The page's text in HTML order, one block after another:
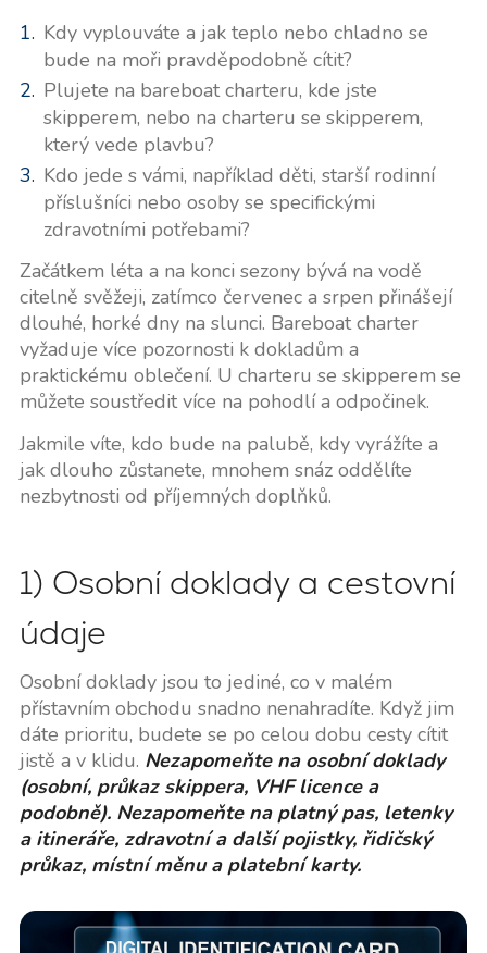
Kdy vyplouváte a jak teplo nebo chladno se
bude na moři pravděpodobně cítit?
Plujete na bareboat charteru, kde jste
skipperem, nebo na charteru se skipperem,
který vede plavbu?
Kdo jede s vámi, například děti, starší rodinní
příslušníci nebo osoby se specifickými
zdravotními potřebami?
Začátkem léta a na konci sezony bývá na vodě
citelně svěžeji, zatímco červenec a srpen přinášejí
dlouhé, horké dny na slunci. Bareboat charter
vyžaduje více pozornosti k dokladům a
praktickému oblečení. U charteru se skipperem se
můžete soustředit více na pohodlí a odpočinek.
Jakmile víte, kdo bude na palubě, kdy vyrážíte a
jak dlouho zůstanete, mnohem snáz oddělíte
nezbytnosti od příjemných doplňků.
1) Osobní doklady a cestovní
údaje
Osobní doklady jsou to jediné, co v malém
přístavním obchodu snadno nenahradíte. Když jim
dáte prioritu, budete se po celou dobu cesty cítit
jistě a v klidu. Nezapomeňte na osobní doklady
(osobní, průkaz skippera, VHF licence a
podobně). Nezapomeňte na platný pas, letenky
a itineráře, zdravotní a další pojistky, řidičský
průkaz, místní měnu a platební karty.